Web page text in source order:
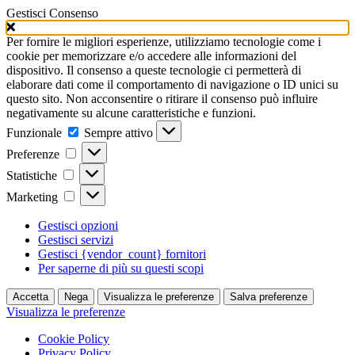
Gestisci Consenso
Per fornire le migliori esperienze, utilizziamo tecnologie come i
cookie per memorizzare e/o accedere alle informazioni del
dispositivo. Il consenso a queste tecnologie ci permetterà di
elaborare dati come il comportamento di navigazione o ID unici su
questo sito. Non acconsentire o ritirare il consenso può influire
negativamente su alcune caratteristiche e funzioni.
Funzionale
Funzionale
Sempre attivo
Preferenze
Preferenze
Statistiche Statistiche
Marketing Marketing
Gestisci opzioni
Gestisci servizi
Gestisci {vendor_count} fornitori
Per saperne di più su questi scopi
Accetta Nega Visualizza le preferenze Salva preferenze
Visualizza le preferenze
Cookie Policy